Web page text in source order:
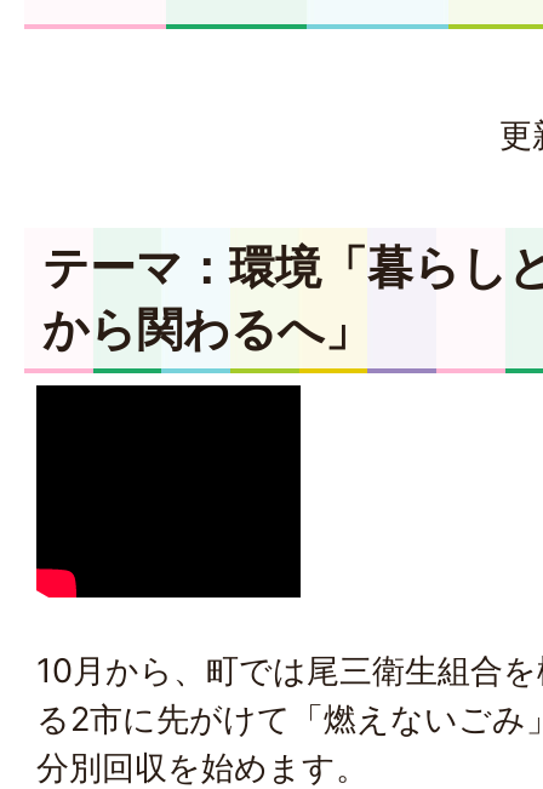
更
テーマ：環境「暮らし
から関わるへ」
10月から、町では尾三衛生組合
る2市に先がけて「燃えないごみ
分別回収を始めます。